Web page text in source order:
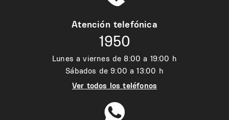
Atención telefónica
1950
Lunes a viernes de 8:00 a 19:00 h
Sábados de 9:00 a 13:00 h
Ver todos los teléfonos